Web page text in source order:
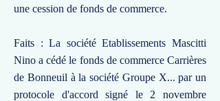
une cession de fonds de commerce.
Faits : La société Etablissements Mascitti
Nino a cédé le fonds de commerce Carrières
de Bonneuil à la société Groupe X... par un
protocole d'accord signé le 2 novembre